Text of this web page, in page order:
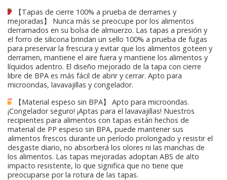
【Tapas de cierre 100% a prueba de derrames y
mejoradas】 Nunca más se preocupe por los alimentos
derramados en su bolsa de almuerzo. Las tapas a presión y
el forro de silicona brindan un sello 100% a prueba de fugas
para preservar la frescura y evitar que los alimentos goteen y
derramen, mantiene el aire fuera y mantiene los alimentos y
líquidos adentro. El diseño mejorado de la tapa con cierre
libre de BPA es más fácil de abrir y cerrar. Apto para
microondas, lavavajillas y congelador.
【Material espeso sin BPA】 Apto para microondas.
¡Congelador seguro! ¡Aptas para el lavavajillas! Nuestros
recipientes para alimentos con tapas están hechos de
material de PP espeso sin BPA, puede mantener sus
alimentos frescos durante un período prolongado y resistir el
desgaste diario, no absorberá los olores ni las manchas de
los alimentos. Las tapas mejoradas adoptan ABS de alto
impacto resistente, lo que significa que no tiene que
preocuparse por la rotura de las tapas.